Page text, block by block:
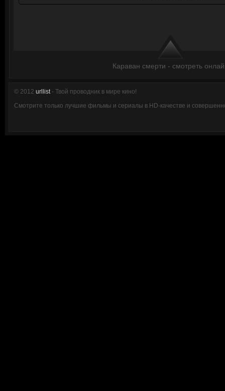
Караван смерти - смотреть
© 2012 urllist- Твой проводник в мире кино!
Смотрите только лучшие фильмы и сериалы в HD-качестве и